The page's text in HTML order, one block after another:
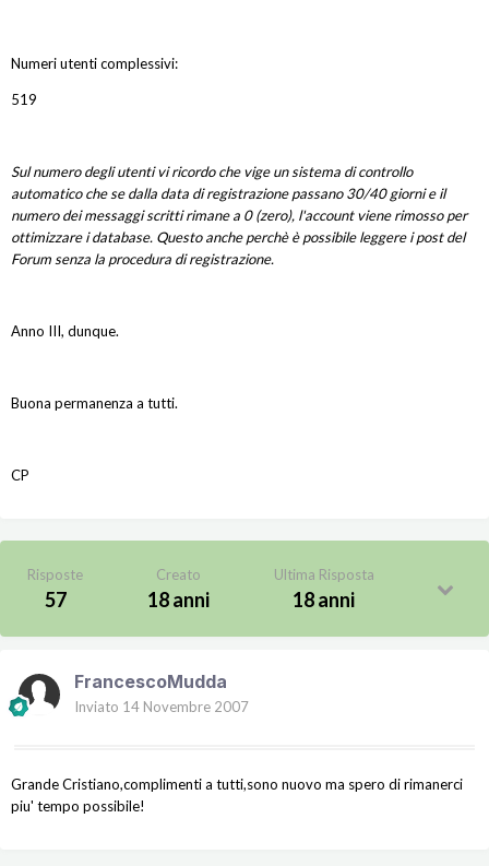
Numeri utenti complessivi:
519
Sul numero degli utenti vi ricordo che vige un sistema di controllo
automatico che se dalla data di registrazione passano 30/40 giorni e il
numero dei messaggi scritti rimane a 0 (zero), l'account viene rimosso per
ottimizzare i database. Questo anche perchè è possibile leggere i post del
Forum senza la procedura di registrazione.
Anno III, dunque.
Buona permanenza a tutti.
CP
Risposte
57
Creato
18 anni
Ultima Risposta
18 anni
FrancescoMudda
Inviato 14 Novembre 2007
Grande Cristiano,complimenti a tutti,sono nuovo ma spero di rimanerci
piu' tempo possibile!